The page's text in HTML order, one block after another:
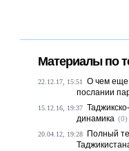
Материалы по
22.12.17, 15:51
О чем еще
послании
15.12.16, 19:37
динамика (0)
20.04.12, 19:28
Полный